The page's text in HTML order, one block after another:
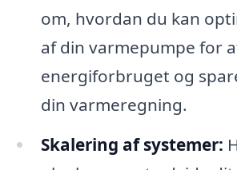
om, hvordan du kan
af din varmepumpe for
energiforbruget og
din varmeregning.
Skalering af systemer: